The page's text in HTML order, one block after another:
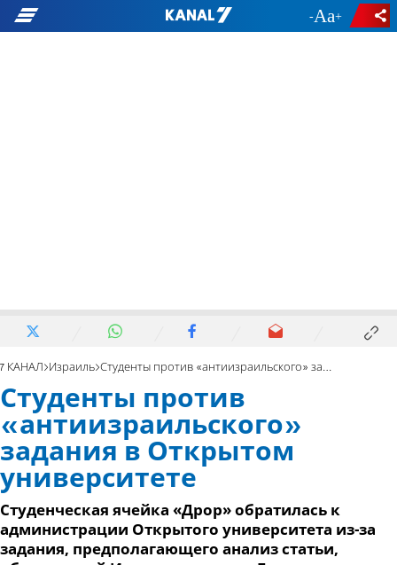
- +
7 КАНАЛ Израиль Студенты против «антиизраильского» задания в Открытом университете
Студенты против
«антиизраильского»
задания в Открытом
университете
Студенческая ячейка «Дрор» обратилась к
администрации Открытого университета из-за
задания, предполагающего анализ статьи,